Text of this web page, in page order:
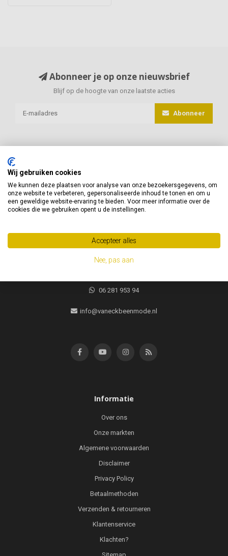
Abonneer je op onze nieuwsbrief
Blijf op de hoogte van onze laatste acties
Abonneer
van Eck Beenmode
Heeft u vragen of advies nodig, neem gerust contact met ons op!
1311 HK
Almere, Nederland
06 281 953 94
info@vaneckbeenmode.nl
Informatie
Over ons
Onze markten
Algemene voorwaarden
Disclaimer
Privacy Policy
Betaalmethoden
Verzenden & retourneren
Klantenservice
Klachten?
Wij gebruiken cookies
We kunnen deze plaatsen voor analyse van onze bezoekersgegevens, om
onze website te verbeteren, gepersonaliseerde inhoud te tonen en om u
een geweldige website-ervaring te bieden. Voor meer informatie over de
cookies die we gebruiken opent u de instellingen.
Accepteer alles
Nee, pas aan